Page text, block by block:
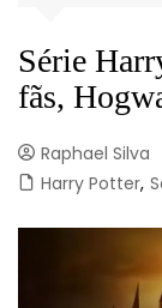
Série
fãs,
Raphael Silva
Harry Potter,